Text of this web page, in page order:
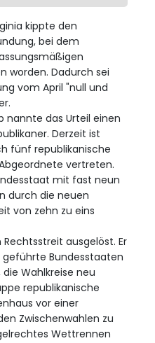
kippte den
bei dem
worden. Dadurch sei
vom April "null und
nannte das Urteil einen
Derzeit ist
fünf republikanische
vertreten.
mit fast neun
durch die neuen
von zehn zu eins
ausgelöst. Er
Bundesstaaten
Wahlkreise neu
republikanische
vor einer
Zwischenwahlen zu
Wettrennen